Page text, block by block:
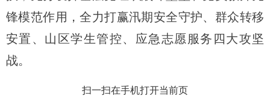
锋模范作用，全力打赢汛期安全守护、群众转移
安置、山区学生管控、应急志愿服务四大攻坚
战。
扫一扫在手机打开当前页